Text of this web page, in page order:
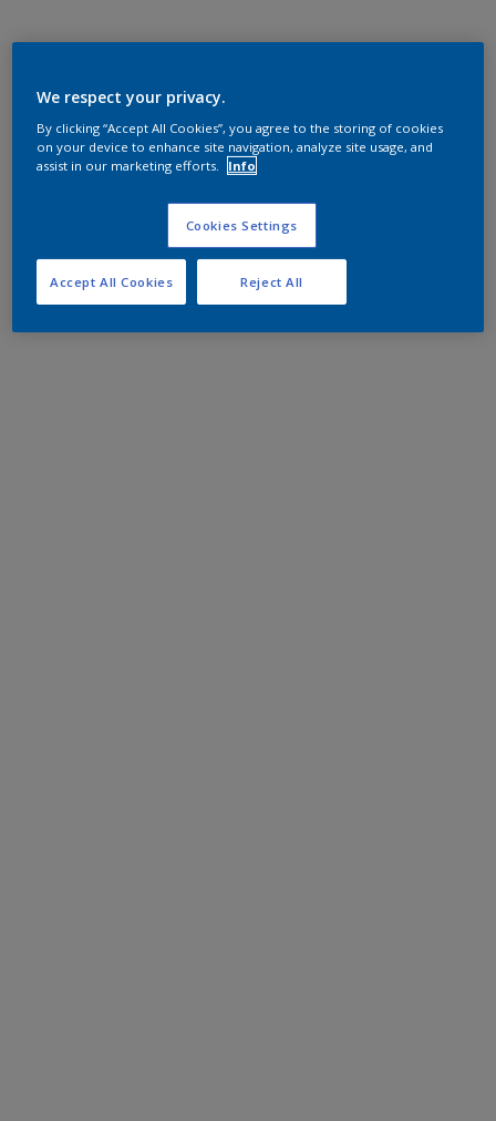
We respect your privacy.
By clicking “Accept All Cookies”, you agree to the storing of cookies
on your device to enhance site navigation, analyze site usage, and
assist in our marketing efforts.
Info
Cookies Settings
Reject All
Accept All Cookies